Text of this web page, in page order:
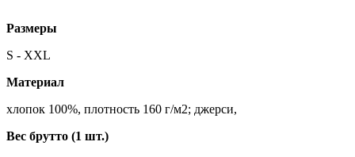
Размеры
S - XXL
Материал
хлопок 100%, плотность 160 г/м2; джерси,
Вес брутто (1 шт.)